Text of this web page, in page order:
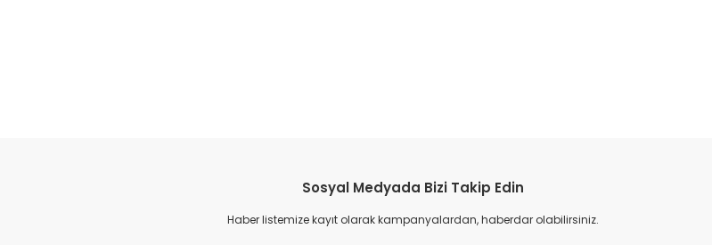
Sosyal Medyada Bizi Takip Edin
Haber listemize kayıt olarak kampanyalardan, haberdar olabilirsiniz.